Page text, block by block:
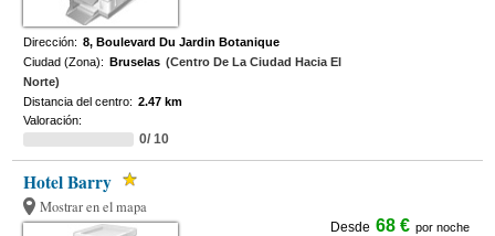
Dirección: 8, Boulevard Du Jardin Botanique
Ciudad (Zona): Bruselas (Centro De La Ciudad Hacia El
Norte)
Distancia del centro: 2.47 km
Valoración:
0/ 10
Hotel Barry
Mostrar en el mapa
Desde 68 € por noche